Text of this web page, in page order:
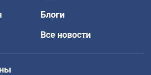
Блоги
Все новости